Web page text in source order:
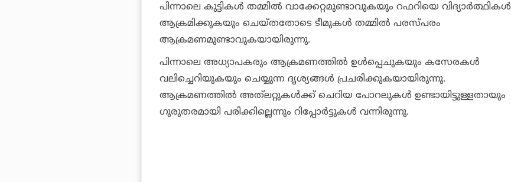
പിന്നാലെ കുട്ടികള്‍ തമ്മില്‍ വാക്കേറ്റമുണ്ടാവുകയും റഫറിയെ വിദ്യാര്‍ത്ഥികള്‍
ആക്രമിക്കുകയും ചെയ്തതോടെ ടീമുകള്‍ തമ്മില്‍ പരസ്പരം
ആക്രമണമുണ്ടാവുകയായിരുന്നു.
പിന്നാലെ അധ്യാപകരും ആക്രമണത്തില്‍ ഉള്‍പ്പെചുകയും കസേരകള്‍
വലിച്ചെറിയുകയും ചെയ്യുന്ന ദൃശ്യങ്ങള്‍ പ്രചരിക്കുകയായിരുന്നു.
ആക്രമണത്തില്‍ അത്‌ലറ്റുകള്‍ക്ക് ചെറിയ പോറലുകള്‍ ഉണ്ടായിട്ടുള്ളതായും
ഗുരുതരമായി പരിക്കില്ലെന്നും റിപ്പോര്‍ട്ടുകള്‍ വന്നിരുന്നു.